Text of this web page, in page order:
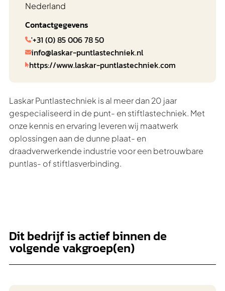
Nederland
Contactgegevens
'+31 (0) 85 006 78 50
info@laskar-puntlastechniek.nl
https://www.laskar-puntlastechniek.com
Laskar Puntlastechniek is al meer dan 20 jaar
gespecialiseerd in de punt- en stiftlastechniek. Met
onze kennis en ervaring leveren wij maatwerk
oplossingen aan de dunne plaat- en
draadverwerkende industrie voor een betrouwbare
puntlas- of stiftlasverbinding.
Dit bedrijf is actief binnen de
volgende vakgroep(en)